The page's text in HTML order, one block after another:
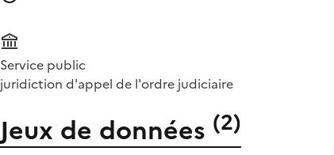
Service public
juridiction d'appel de l'ordre judiciaire
Jeux de données (2)